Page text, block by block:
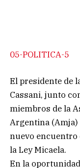
05-POLITICA-5
El presidente de
Cassani, junto
miembros de la
Argentina
nuevo encuentro
la Ley Micaela.
En la